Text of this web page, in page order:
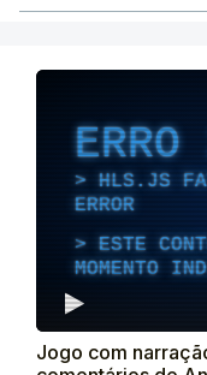
ERRO
HLS.JS
ERROR
ESTE
MOMENTO
Jogo com